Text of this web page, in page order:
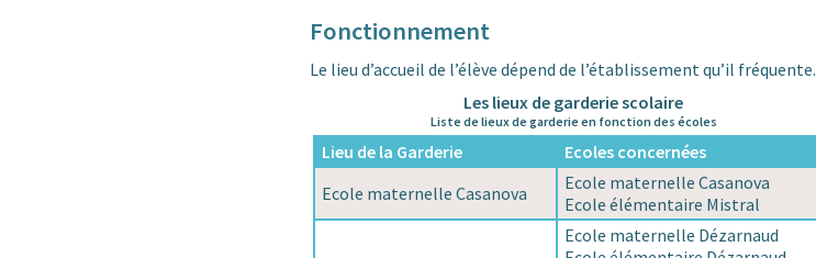
Fonctionnement
Le lieu d’accueil de l’élève dépend de l’établissement qu’il fréquente.
Les lieux de garderie scolaire
Liste de lieux de garderie en fonction des écoles
Lieu de la Garderie
Ecoles concernées
Ecole maternelle Casanova
Ecole maternelle Casanova
Ecole élémentaire Mistral
Ecole maternelle Dézarnaud